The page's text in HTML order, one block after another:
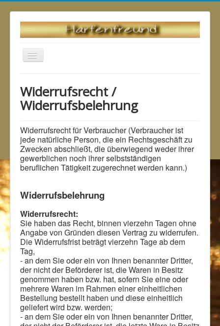
Navigation
an/aus
Widerrufsrecht /
Widerrufsbelehrung
Widerrufsrecht für Verbraucher (Verbraucher ist
jede natürliche Person, die ein Rechtsgeschäft zu
Zwecken abschließt, die überwiegend weder ihrer
gewerblichen noch ihrer selbstständigen
beruflichen Tätigkeit zugerechnet werden kann.)
Widerrufsbelehrung
Widerrufsrecht:
Sie haben das Recht, binnen vierzehn Tagen ohne
Angabe von Gründen diesen Vertrag zu widerrufen.
Die Widerrufsfrist beträgt vierzehn Tage ab dem
Tag,
- an dem Sie oder ein von Ihnen benannter Dritter,
der nicht der Beförderer ist, die Waren in Besitz
genommen haben bzw. hat, sofern Sie eine oder
mehrere Waren im Rahmen einer einheitlichen
Bestellung bestellt haben und diese einheitlich
geliefert wird bzw. werden;
- an dem Sie oder ein von Ihnen benannter Dritter,